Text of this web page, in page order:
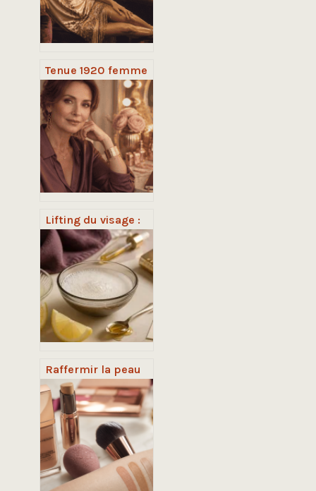
Tenue 1920 femme
: 5 règles pour un
look Gatsby
authentique sans
effet déguisement
Lifting du visage :
gagner 10 ans sans
figer vos traits ni
laisser de traces
visibles
Raffermir la peau
naturellement : 5
remèdes de grand-
mère et gestes
clés